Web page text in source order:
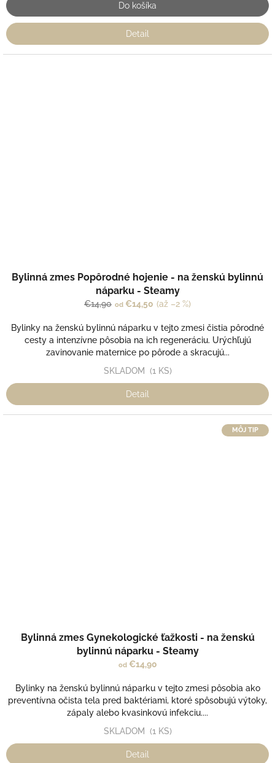
Do košíka
Detail
Bylinná zmes Popôrodné hojenie - na ženskú bylinnú
náparku - Steamy
€14,90 od €14,50 (až –2 %)
Bylinky na ženskú bylinnú náparku v tejto zmesi čistia pôrodné
cesty a intenzívne pôsobia na ich regeneráciu. Urýchľujú
zavinovanie maternice po pôrode a skracujú...
SKLADOM (1 KS)
Detail
MÔJ TIP
Bylinná zmes Gynekologické ťažkosti - na ženskú
bylinnú náparku - Steamy
od€14,90
Bylinky na ženskú bylinnú náparku v tejto zmesi pôsobia ako
preventívna očista tela pred baktériami, ktoré spôsobujú výtoky,
zápaly alebo kvasinkovú infekciu....
SKLADOM (1 KS)
Detail